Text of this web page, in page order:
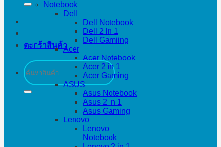
ตะกร้าสินค้า
ค้นหา:
Notebook
Dell
Dell Notebook
Dell 2 in 1
Dell Gamiing
Acer
Acer Notebook
Acer 2 in 1
Acer Gaming
ASUS
Asus Notebook
Asus 2 in 1
Asus Gaming
Lenovo
Lenovo
Notebook